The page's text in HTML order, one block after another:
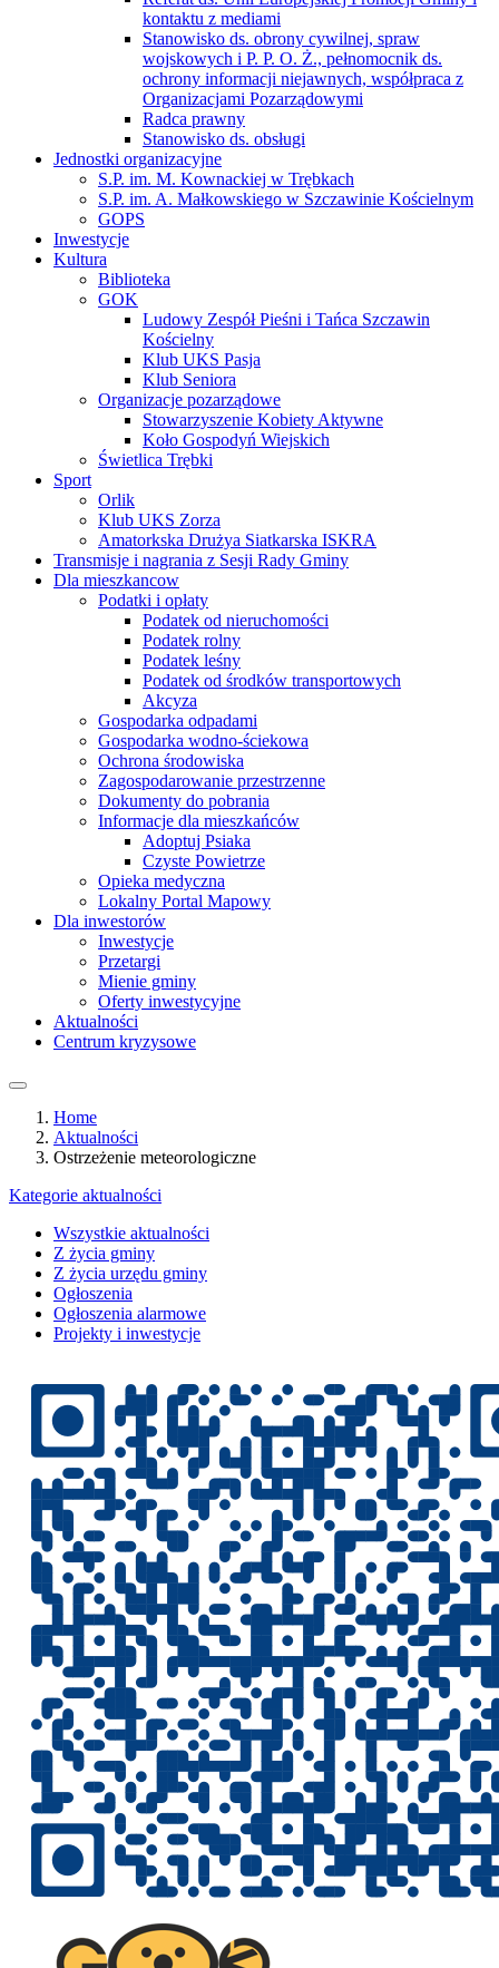
kontaktu z mediami
Stanowisko ds. obrony cywilnej, spraw
wojskowych i P. P. O. Ż., pełnomocnik ds.
ochrony informacji niejawnych, współpraca z
Organizacjami Pozarządowymi
Radca prawny
Stanowisko ds. obsługi
Jednostki organizacyjne
S.P. im. M. Kownackiej w Trębkach
S.P. im. A. Małkowskiego w Szczawinie Kościelnym
GOPS
Inwestycje
Kultura
Biblioteka
GOK
Ludowy Zespół Pieśni i Tańca Szczawin
Kościelny
Klub UKS Pasja
Klub Seniora
Organizacje pozarządowe
Stowarzyszenie Kobiety Aktywne
Koło Gospodyń Wiejskich
Świetlica Trębki
Sport
Orlik
Klub UKS Zorza
Amatorkska Drużya Siatkarska ISKRA
Transmisje i nagrania z Sesji Rady Gminy
Dla mieszkancow
Podatki i opłaty
Podatek od nieruchomości
Podatek rolny
Podatek leśny
Podatek od środków transportowych
Akcyza
Gospodarka odpadami
Gospodarka wodno-ściekowa
Ochrona środowiska
Zagospodarowanie przestrzenne
Dokumenty do pobrania
Informacje dla mieszkańców
Adoptuj Psiaka
Czyste Powietrze
Opieka medyczna
Lokalny Portal Mapowy
Dla inwestorów
Inwestycje
Przetargi
Mienie gminy
Oferty inwestycyjne
Aktualności
Centrum kryzysowe
Home
Aktualności
Ostrzeżenie meteorologiczne
Kategorie aktualności
Wszystkie aktualności
Z życia gminy
Z życia urzędu gminy
Ogłoszenia
Ogłoszenia alarmowe
Projekty i inwestycje